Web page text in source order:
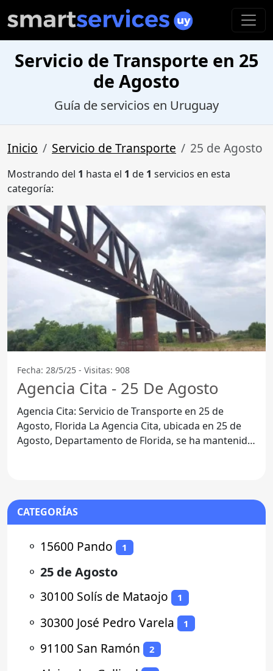
Servicio de Transporte en 25
de Agosto
Guía de servicios en Uruguay
Inicio Servicio de Transporte 25 de Agosto
Mostrando del 1 hasta el 1 de 1 servicios en esta
categoría:
Fecha: 28/5/25 - Visitas: 908
Agencia Cita - 25 De Agosto
Agencia Cita: Servicio de Transporte en 25 de
Agosto, Florida La Agencia Cita, ubicada en 25 de
Agosto, Departamento de Florida, se ha mantenido
CATEGORÍAS
⚬ 15600 Pando 1
⚬ 25 de Agosto
⚬ 30100 Solís de Mataojo 1
⚬ 30300 José Pedro Varela 1
⚬ 91100 San Ramón 2